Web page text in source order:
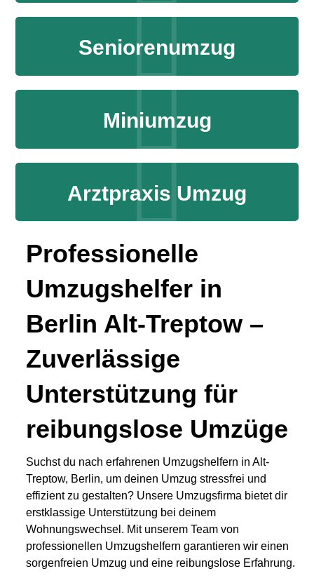
Seniorenumzug
Miniumzug
Arztpraxis Umzug
Professionelle
Umzugshelfer in
Berlin Alt-Treptow –
Zuverlässige
Unterstützung für
reibungslose Umzüge
Suchst du nach erfahrenen Umzugshelfern in Alt-
Treptow, Berlin, um deinen Umzug stressfrei und
effizient zu gestalten? Unsere Umzugsfirma bietet dir
erstklassige Unterstützung bei deinem
Wohnungswechsel. Mit unserem Team von
professionellen Umzugshelfern garantieren wir einen
sorgenfreien Umzug und eine reibungslose Erfahrung.